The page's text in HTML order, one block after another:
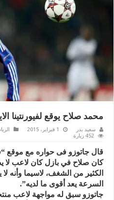
محمد صلاح يوقع لفيورنتينا
سعيد بدر 1 فبراير، 2015
452 زيارة
قال جاتوزو فى حواره مع موقع
كان صلاح في بازل كان لاعب لا
الكثير من الشغف، لاسيما وأنه
السرعة يعد أقوى ما لديه”.
جاتوزو سبق له مواجهة لاعب